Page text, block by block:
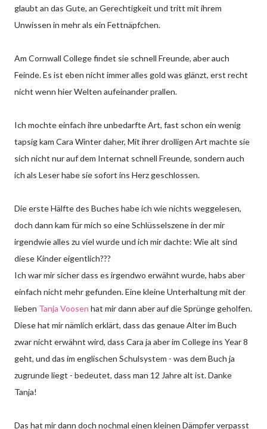
glaubt an das Gute, an Gerechtigkeit und tritt mit ihrem
Unwissen in mehr als ein Fettnäpfchen.
Am Cornwall College findet sie schnell Freunde, aber auch
Feinde. Es ist eben nicht immer alles gold was glänzt, erst recht
nicht wenn hier Welten aufeinander prallen.
Ich mochte einfach ihre unbedarfte Art, fast schon ein wenig
tapsig kam Cara Winter daher, Mit ihrer drolligen Art machte sie
sich nicht nur auf dem Internat schnell Freunde, sondern auch
ich als Leser habe sie sofort ins Herz geschlossen.
Die erste Hälfte des Buches habe ich wie nichts weggelesen,
doch dann kam für mich so eine Schlüsselszene in der mir
irgendwie alles zu viel wurde und ich mir dachte: Wie alt sind
diese Kinder eigentlich???
Ich war mir sicher dass es irgendwo erwähnt wurde, habs aber
einfach nicht mehr gefunden. Eine kleine Unterhaltung mit der
lieben Tanja Voosen hat mir dann aber auf die Sprünge geholfen.
Diese hat mir nämlich erklärt, dass das genaue Alter im Buch
zwar nicht erwähnt wird, dass Cara ja aber im College ins Year 8
geht, und das im englischen Schulsystem - was dem Buch ja
zugrunde liegt - bedeutet, dass man 12 Jahre alt ist. Danke
Tanja!
Das hat mir dann doch nochmal einen kleinen Dämpfer verpasst